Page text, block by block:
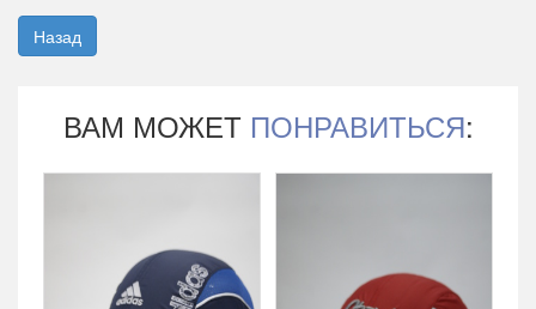
Назад
ВАМ МОЖЕТ ПОНРАВИТЬСЯ: